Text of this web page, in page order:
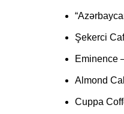
“
Şekerci
Eminence
Almond
Cuppa